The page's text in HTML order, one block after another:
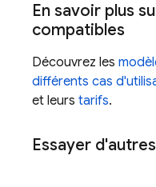
En savoir plus
compatibles
Découvrez les
différents cas
et leurs tarifs.
Essayer